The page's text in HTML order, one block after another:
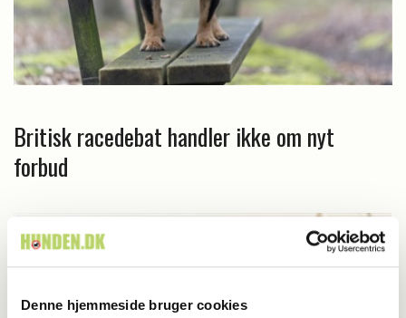
Denne hjemmeside bruger cookies
Britisk racedebat handler ikke om nyt
forbud